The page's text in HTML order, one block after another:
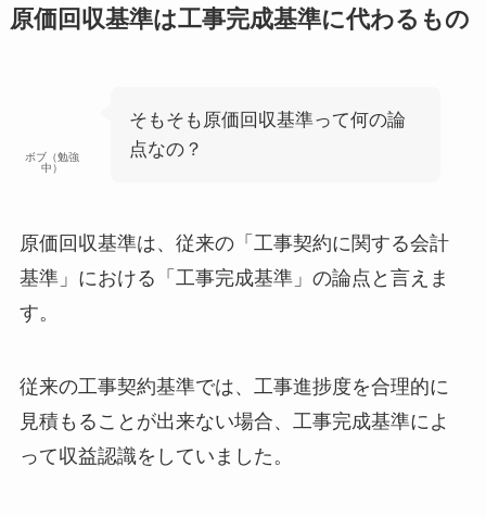
原価回収基準は工事完成基準に代わるもの
ボブ（勉強
中）
そもそも原価回収基準って何の論
点なの？
原価回収基準は、従来の「工事契約に関する会計
基準」における 「工事完成基準」 の論点と言えま
す。
従来の工事契約基準では、 工事進捗度を合理的に
見積もることが出来ない場合、工事完成基準によ
って収益認識をしていました。